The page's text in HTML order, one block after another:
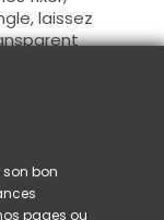
laissez
le Gel UV
parties des
et sans
son bon
pages ou